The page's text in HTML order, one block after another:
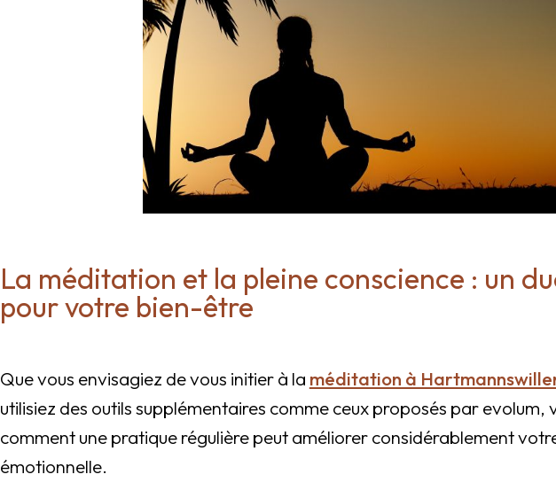
La méditation et la pleine conscience : un
pour votre bien-être
Que vous envisagiez de vous initier à la méditation à
utilisiez des outils supplémentaires comme ceux proposés par evolum,
comment une pratique régulière peut améliorer considérablement
émotionnelle.